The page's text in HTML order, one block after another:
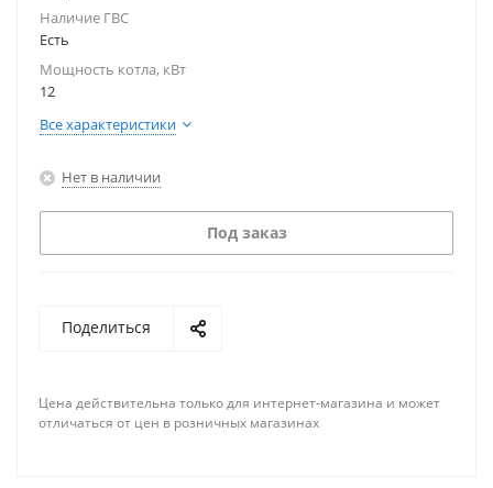
Наличие ГВС
Есть
Мощность котла, кВт
12
Все характеристики
Нет в наличии
Под заказ
Поделиться
Цена действительна только для интернет-магазина и может
отличаться от цен в розничных магазинах